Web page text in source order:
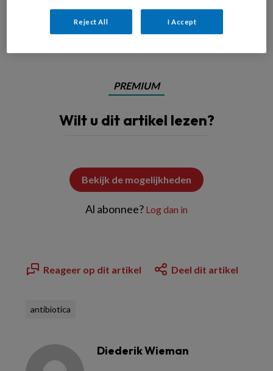
PREMIUM
Wilt u dit artikel lezen?
Bekijk de mogelijkheden
Al abonnee? Log dan in
Reageer op dit artikel Deel dit artikel
antibiotica
Diederik Wieman
Reject All I Accept